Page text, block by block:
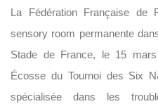
La Fédération Française de
sensory room permanente
Stade de France, le 15
Écosse du Tournoi des Six
spécialisée dans les